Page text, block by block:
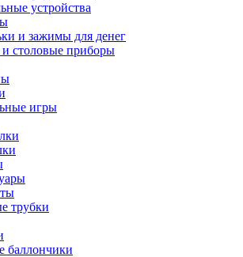
устройства
и зажимы для денег
и столовые приборы
игры
трубки
баллончики